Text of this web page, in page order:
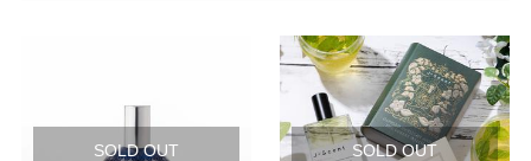
SOLD OUT SOLD OUT